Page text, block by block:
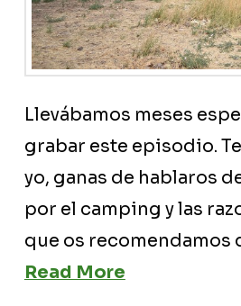
Llevábamos meses
grabar este episodio.
yo, ganas de hablaros
por el camping y las
que os recomendamos
Read More